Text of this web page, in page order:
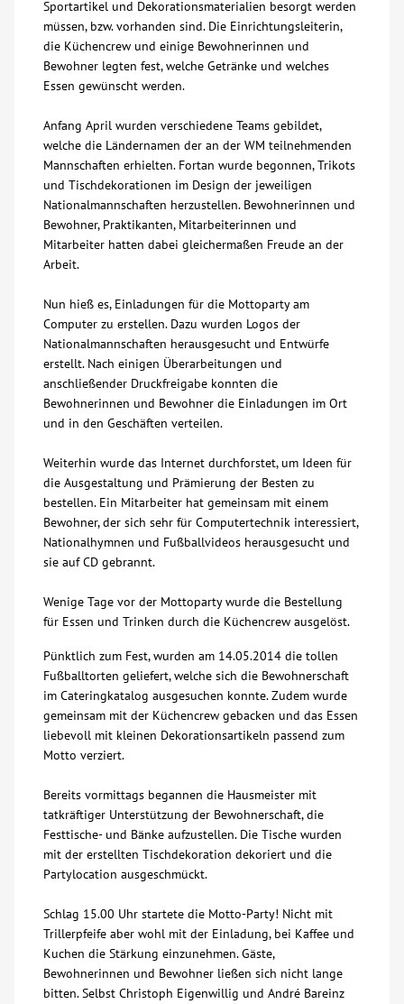
Sportartikel und Dekorationsmaterialien besorgt werden
müssen, bzw. vorhanden sind. Die Einrichtungsleiterin,
die Küchencrew und einige Bewohnerinnen und
Bewohner legten fest, welche Getränke und welches
Essen gewünscht werden.
Anfang April wurden verschiedene Teams gebildet,
welche die Ländernamen der an der WM teilnehmenden
Mannschaften erhielten. Fortan wurde begonnen, Trikots
und Tischdekorationen im Design der jeweiligen
Nationalmannschaften herzustellen. Bewohnerinnen und
Bewohner, Praktikanten, Mitarbeiterinnen und
Mitarbeiter hatten dabei gleichermaßen Freude an der
Arbeit.
Nun hieß es, Einladungen für die Mottoparty am
Computer zu erstellen. Dazu wurden Logos der
Nationalmannschaften herausgesucht und Entwürfe
erstellt. Nach einigen Überarbeitungen und
anschließender Druckfreigabe konnten die
Bewohnerinnen und Bewohner die Einladungen im Ort
und in den Geschäften verteilen.
Weiterhin wurde das Internet durchforstet, um Ideen für
die Ausgestaltung und Prämierung der Besten zu
bestellen. Ein Mitarbeiter hat gemeinsam mit einem
Bewohner, der sich sehr für Computertechnik interessiert,
Nationalhymnen und Fußballvideos herausgesucht und
sie auf CD gebrannt.
Wenige Tage vor der Mottoparty wurde die Bestellung
für Essen und Trinken durch die Küchencrew ausgelöst.
Pünktlich zum Fest, wurden am 14.05.2014 die tollen
Fußballtorten geliefert, welche sich die Bewohnerschaft
im Cateringkatalog ausgesuchen konnte. Zudem wurde
gemeinsam mit der Küchencrew gebacken und das Essen
liebevoll mit kleinen Dekorationsartikeln passend zum
Motto verziert.
Bereits vormittags begannen die Hausmeister mit
tatkräftiger Unterstützung der Bewohnerschaft, die
Festtische- und Bänke aufzustellen. Die Tische wurden
mit der erstellten Tischdekoration dekoriert und die
Partylocation ausgeschmückt.
Schlag 15.00 Uhr startete die Motto-Party! Nicht mit
Trillerpfeife aber wohl mit der Einladung, bei Kaffee und
Kuchen die Stärkung einzunehmen. Gäste,
Bewohnerinnen und Bewohner ließen sich nicht lange
bitten. Selbst Christoph Eigenwillig und André Bareinz